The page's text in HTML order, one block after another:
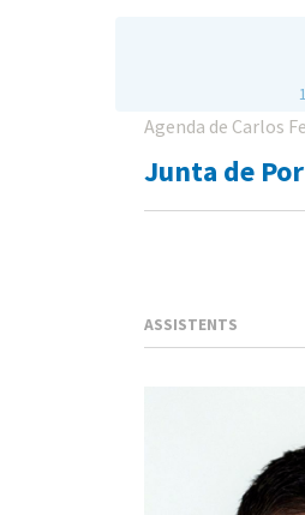
Agenda de Carlos
Junta de
ASSISTENTS